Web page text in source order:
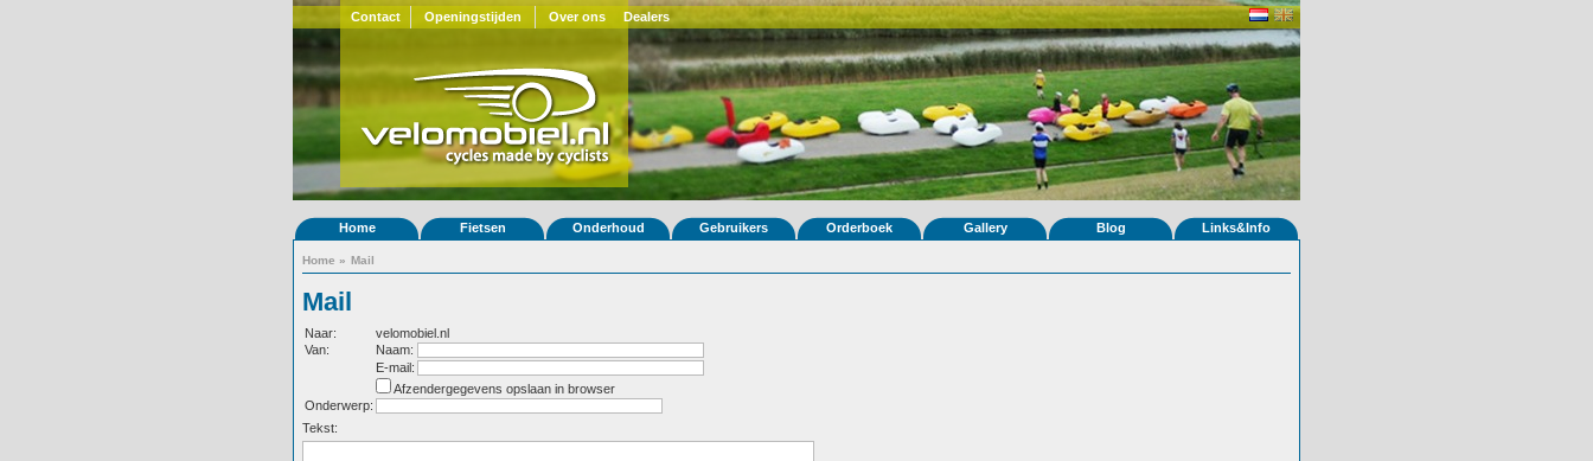
Contact Openingstijden Over ons Dealers
Home Fietsen Onderhoud Gebruikers Orderboek Gallery Blog Links&Info
Home » Mail
Mail
Naar:
velomobiel.nl
Van:
Naam:
E-mail:
Afzendergegevens opslaan in browser
Onderwerp:
Tekst: